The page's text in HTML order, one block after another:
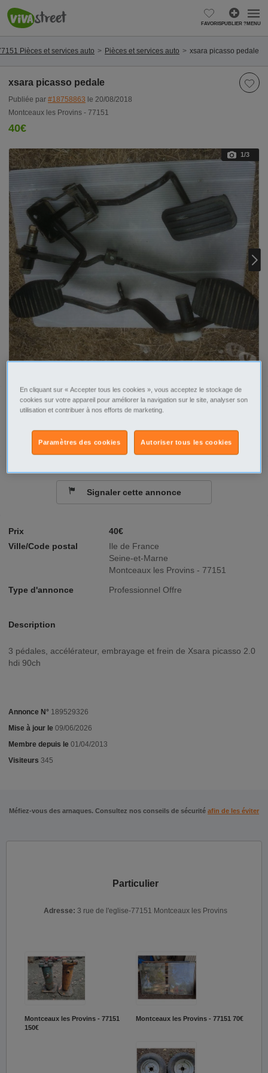
FAVORISPUBLIER ?MENU
Pièces et services auto Pièces et services auto xsara picasso pedale
xsara picasso pedale
Publiée par #18758863 le 20/08/2018
Montceaux les Provins - 77151
40€
1/3
Prix
40€
Ville/Code postal
Ile de France
Seine-et-Marne
Montceaux les Provins - 77151
Type d'annonce Professionnel Offre
Description
3 pédales, accélérateur, embrayage et frein de Xsara picasso 2.0
hdi 90ch
Annonce N° 189529326
Mise à jour le 09/06/2026
Membre depuis le 01/04/2013
Visiteurs 345
Méfiez-vous des arnaques. Consultez nos conseils de sécurité afin de les éviter
Tel Sms
Contacter par email
Signaler cette annonce
Particulier
Adresse: 3 rue de l'eglise-77151 Montceaux les Provins
Montceaux les Provins - 77151
150€
Montceaux les Provins - 77151 70€
En cliquant sur « Accepter tous les cookies », vous acceptez le stockage de
cookies sur votre appareil pour améliorer la navigation sur le site, analyser son
utilisation et contribuer à nos efforts de marketing.
Autoriser tous les cookies
Paramètres des cookies